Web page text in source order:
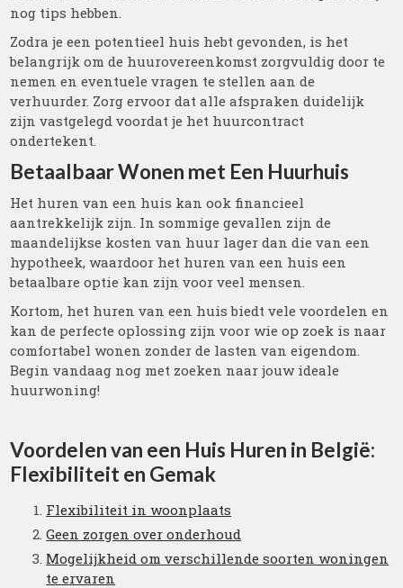
nog tips hebben.
Zodra je een potentieel huis hebt gevonden, is het
belangrijk om de huurovereenkomst zorgvuldig door te
nemen en eventuele vragen te stellen aan de
verhuurder. Zorg ervoor dat alle afspraken duidelijk
zijn vastgelegd voordat je het huurcontract
ondertekent.
Betaalbaar Wonen met Een Huurhuis
Het huren van een huis kan ook financieel
aantrekkelijk zijn. In sommige gevallen zijn de
maandelijkse kosten van huur lager dan die van een
hypotheek, waardoor het huren van een huis een
betaalbare optie kan zijn voor veel mensen.
Kortom, het huren van een huis biedt vele voordelen en
kan de perfecte oplossing zijn voor wie op zoek is naar
comfortabel wonen zonder de lasten van eigendom.
Begin vandaag nog met zoeken naar jouw ideale
huurwoning!
Voordelen van een Huis Huren in België:
Flexibiliteit en Gemak
Flexibiliteit in woonplaats
Geen zorgen over onderhoud
Mogelijkheid om verschillende soorten woningen
te ervaren